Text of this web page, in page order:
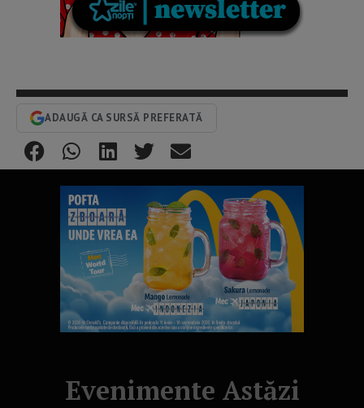
ADAUGĂ CA SURSĂ PREFERATĂ
Evenimente Astăzi